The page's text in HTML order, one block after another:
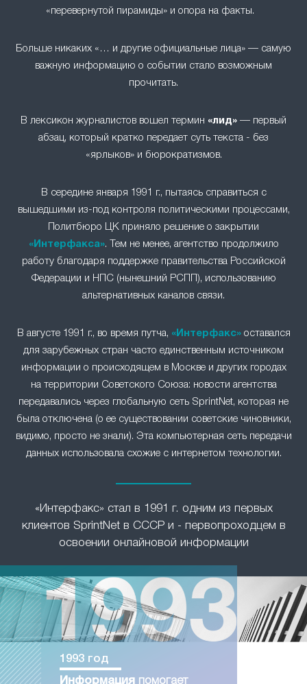
«перевернутой пирамиды» и опора на факты.
Больше никаких «… и другие официальные лица» — самую
важную информацию о событии стало возможным
прочитать.
В лексикон журналистов вошел термин «лид» — первый
абзац, который кратко передает суть текста - без
«ярлыков» и бюрократизмов.
В середине января 1991 г., пытаясь справиться с
вышедшими из-под контроля политическими процессами,
Политбюро ЦК приняло решение о закрытии
«Интерфакса». Тем не менее, агентство продолжило
работу благодаря поддержке правительства Российской
Федерации и НПС (нынешний РСПП), использованию
альтернативных каналов связи.
В августе 1991 г., во время путча, «Интерфакс»оставался
для зарубежных стран часто единственным источником
информации о происходящем в Москве и других городах
на территории Советского Союза: новости агентства
передавались через глобальную сеть SprintNet, которая не
была отключена (о ее существовании советские чиновники,
видимо, просто не знали). Эта компьютерная сеть передачи
данных использовала схожие с интернетом технологии.
«Интерфакс» стал в 1991 г. одним из первых
клиентов SprintNet в СССР и - первопроходцем в
освоении онлайновой информации
1993 год
Информация помогает